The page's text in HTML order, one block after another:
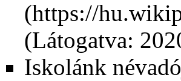
(Látogatva:
Iskolánk